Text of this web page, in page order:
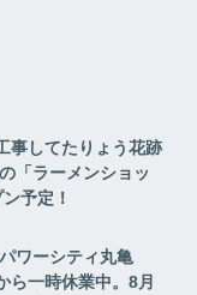
事してたりょう花跡
「ラーメンショッ
予定！
ワーシティ丸亀
ら一時休業中。8月